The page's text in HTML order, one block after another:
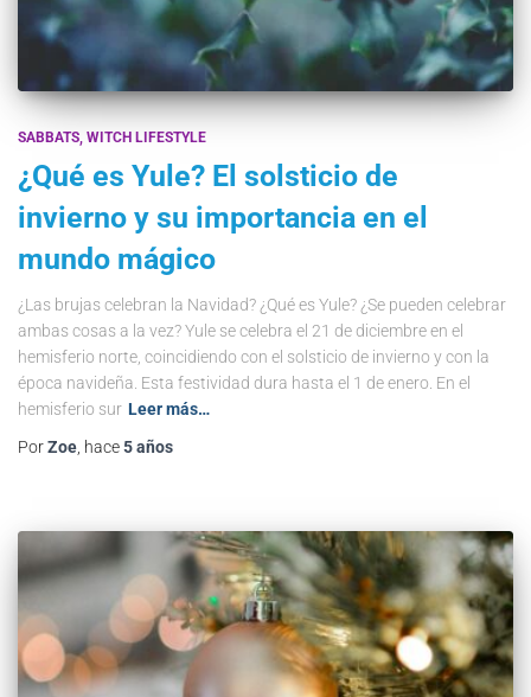
SABBATS WITCH LIFESTYLE
¿Qué es Yule? El solsticio de
invierno y su importancia en el
mundo mágico
¿Las brujas celebran la Navidad? ¿Qué es Yule? ¿Se pueden celebrar
ambas cosas a la vez? Yule se celebra el 21 de diciembre en el
hemisferio norte, coincidiendo con el solsticio de invierno y con la
época navideña. Esta festividad dura hasta el 1 de enero. En el
hemisferio sur Leer más…
PorZoe , hace5 años